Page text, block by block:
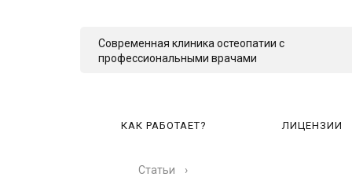
Современная клиника остеопатии с
профессиональными врачами
КАК РАБОТАЕТ? ЛИЦЕНЗИИ
Статьи ›